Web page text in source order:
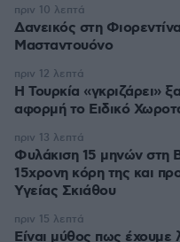
Δανεικός στη
Μασταντουόνο
πριν 10 λεπτά
Η Τουρκία «γκριζάρει»
αφορμή το Ειδικό
πριν 12 λεπτά
Φυλάκιση 15 μηνών στη
15χρονη κόρη της και
Υγείας Σκιάθου
πριν 13 λεπτά
Είναι μύθος πως έχουμε
πριν 15 λεπτά